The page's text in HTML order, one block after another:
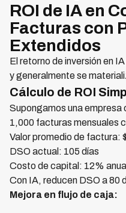
ROI de IA en
Facturas con
Extendidos
El retorno de inversión en
y generalmente se
Cálculo de ROI
Supongamos una empresa
1,000 facturas mensuales
Valor promedio de factura:
DSO actual: 105 días
Costo de capital: 12% anual
Con IA, reducen DSO a 80
Mejora en flujo de caja: